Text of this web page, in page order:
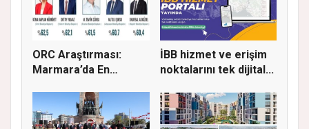
ORC Araştırması:
Marmara’da En
İBB hizmet ve erişim
noktalarını tek dijital...